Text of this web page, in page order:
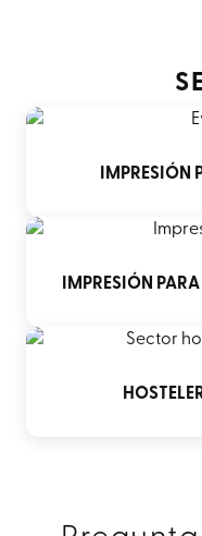
IMPRESIÓN
IMPRESIÓN